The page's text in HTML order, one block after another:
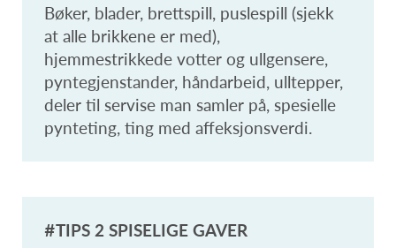
Bøker, blader, brettspill, puslespill (sjekk
at alle brikkene er med),
hjemmestrikkede votter og ullgensere,
pyntegjenstander, håndarbeid, ulltepper,
deler til servise man samler på, spesielle
pynteting, ting med affeksjonsverdi.
#TIPS 2 SPISELIGE GAVER